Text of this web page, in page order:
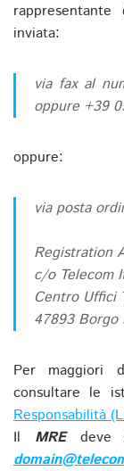
inviata:
via fax al
oppure +39
oppure:
via posta
Registration
c/o Telecom
Centro Uffici
47893 Borgo
Per maggiori
consultare le
Responsabilità
Il MREdeve